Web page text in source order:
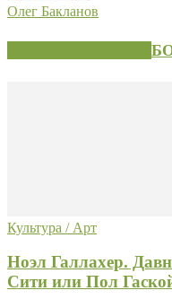
Олег Бакланов
Культура / Арт
Ноэл Галлахер.
Сити или Пол